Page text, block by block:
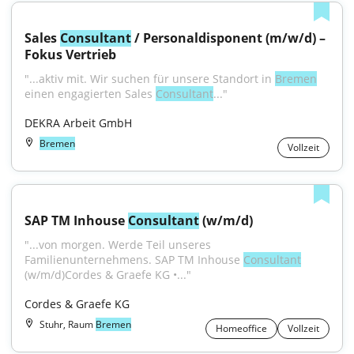
Sales Consultant / Personaldisponent (m/w/d) –
Fokus Vertrieb
"...aktiv mit. Wir suchen für unsere Standort in Bremen
einen engagierten Sales Consultant..."
DEKRA Arbeit GmbH
Bremen Vollzeit
SAP TM Inhouse Consultant (w/m/d)
"...von morgen. Werde Teil unseres
Familienunternehmens. SAP TM Inhouse Consultant
(w/m/d)Cordes & Graefe KG •..."
Cordes & Graefe KG
Stuhr, Raum Bremen Homeoffice Vollzeit